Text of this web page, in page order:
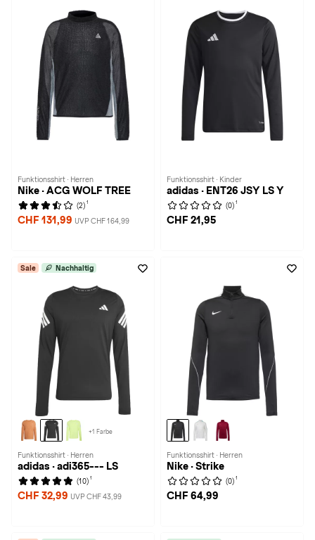
Funktionsshirt · Herren
Nike · ACG WOLF TREE
(2) 1
CHF 131,99 UVP CHF 164,99
Funktionsshirt · Kinder
adidas · ENT26 JSY LS Y
(0) 1
CHF 21,95
Sale Nachhaltig
+1 Farbe
Funktionsshirt · Herren
adidas · adi365--- LS
(10) 1
CHF 32,99 UVP CHF 43,99
Funktionsshirt · Herren
Nike · Strike
(0) 1
CHF 64,99